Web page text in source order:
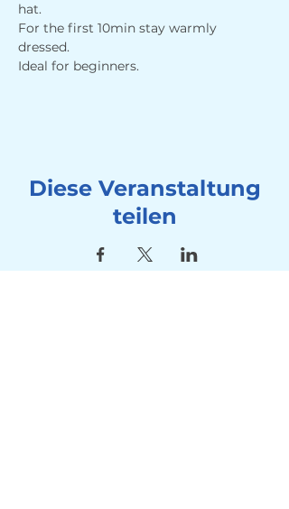
hat.
For the first 10min stay warmly
dressed.
Ideal for beginners.
Diese Veranstaltung
teilen